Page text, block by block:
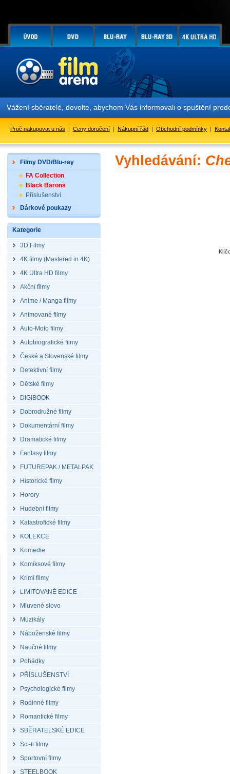
Vážení sběratelé, dovolte, abychom Vás informovali o spuštění
Proč nakupovat u nás | Ceny doručení | Nákupní řád | Obchodní podmínky |
Filmy DVD/Blu-ray
FA Collection
Black Barons
Příslušenství
Dárkové poukazy
Kategorie
3D Filmy
4K filmy (Mastered in 4K)
4K Ultra HD filmy
Akční filmy
Anime / Manga filmy
Animované filmy
Auto-Moto filmy
Autobiografické filmy
České a Slovenské filmy
Detektivní filmy
Dětské filmy
DIGIBOOK
Dobrodružné filmy
Dokumentární filmy
Dramatické filmy
Fantasy filmy
FUTUREPAK / METALPAK
Historické filmy
Horory
Hudební filmy
Katastrofické filmy
KOLEKCE
Komedie
Komiksové filmy
Krimi filmy
LIMITOVANÉ EDICE
Mluvené slovo
Muzikály
Náboženské filmy
Naučné filmy
Pohádky
PŘÍSLUŠENSTVÍ
Psychologické filmy
Rodinné filmy
Romantické filmy
SBĚRATELSKÉ EDICE
Sci-fi filmy
Sportovní filmy
STEELBOOK
Vyhledávání: